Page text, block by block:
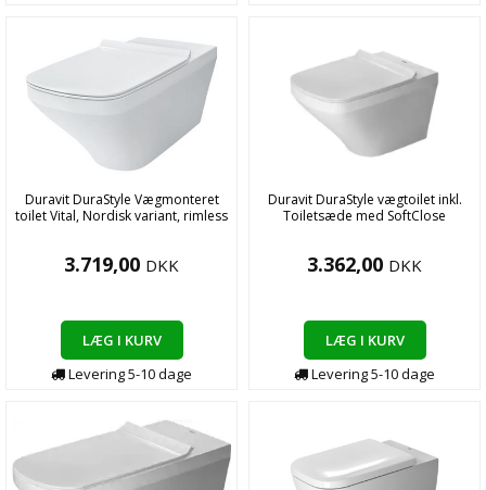
Duravit DuraStyle Vægmonteret
toilet Vital, Nordisk variant, rimless
3.719,00 DKK
LÆG I KURV
Levering5-10dage
Duravit DuraStyle vægtoilet inkl.
Toiletsæde med SoftClose
3.362,00 DKK
LÆG I KURV
Levering5-10dage